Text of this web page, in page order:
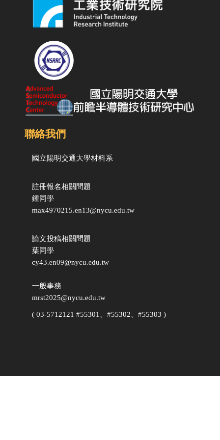
聯絡我們
國立陽明交通大學材料系
註冊報名相關問題
鍾同學
max4970215.en13@nycu.edu.tw
論文投稿相關問題
葉同學
cy43.en09@nycu.edu.tw
一般事務
mrst2025@nycu.edu.tw
( 03-5712121 #55301、#55302、#55303 )